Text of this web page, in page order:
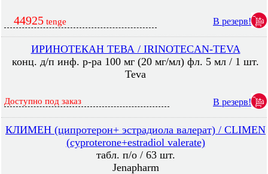
44925 tenge В резерв!
ИРИНОТЕКАН ТЕВА / IRINOTECAN-TEVA
конц. д/п инф. р-ра 100 мг (20 мг/мл) фл. 5 мл / 1 шт.
Teva
Доступно под заказ В резерв!
КЛИМЕН (ципротерон+ эстрадиола валерат) / CLIMEN
(cyproterone+estradiol valerate)
табл. п/о / 63 шт.
Jenapharm